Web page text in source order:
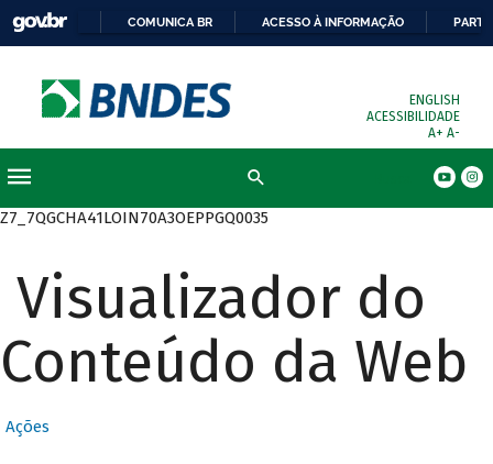
COMUNICA BR ACESSO À INFORMAÇÃO
ENGLISH
ACESSIBILIDADE
A+ A-
Z7_7QGCHA41LOIN70A3OEPPGQ0035
Visualizador do
Conteúdo da Web
Ações